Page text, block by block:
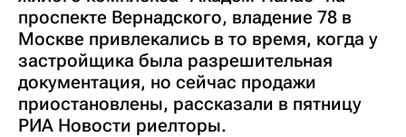
проспекте Вернадского, владение 78 в
Москве привлекались в то время, когда у
застройщика была разрешительная
документация, но сейчас продажи
приостановлены, рассказали в пятницу
РИА Новости риелторы.